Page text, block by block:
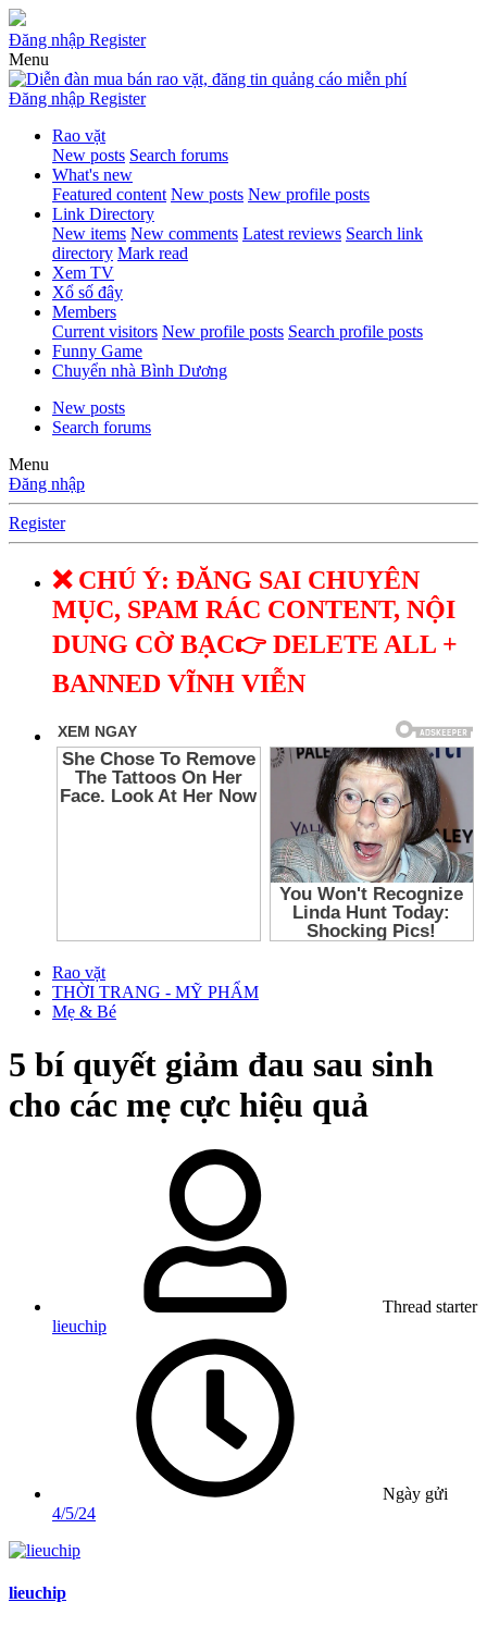
Đăng nhập Register
Menu
Đăng nhập Register
Rao vặt
New posts Search forums
What's new
Featured content New posts New profile posts
Link Directory
New items New comments Latest reviews Search link
directory Mark read
Xem TV
Xổ số đây
Members
Current visitors New profile posts Search profile posts
Funny Game
Chuyển nhà Bình Dương
New posts
Search forums
Menu
Đăng nhập
Register
❌ CHÚ Ý: ĐĂNG SAI CHUYÊN
MỤC, SPAM RÁC CONTENT, NỘI
DUNG CỜ BẠC👉 DELETE ALL +
BANNED VĨNH VIỄN
Rao vặt
THỜI TRANG - MỸ PHẨM
Mẹ & Bé
5 bí quyết giảm đau sau sinh
cho các mẹ cực hiệu quả
Thread starter
lieuchip
Ngày gửi
4/5/24
lieuchip